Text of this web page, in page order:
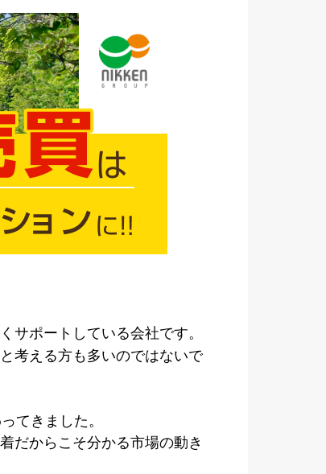
ポートしている会社です。
考える方も多いのではないで
てきました。
だからこそ分かる市場の動き